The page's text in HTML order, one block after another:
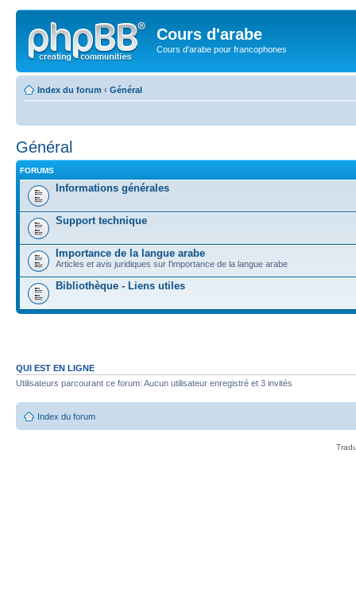
Cours d'arabe
Cours d'arabe pour francophones
Index du forum ‹ Général
Général
FORUMS
Informations générales
Support technique
Importance de la langue arabe
Articles et avis juridiques sur l'importance de la langue arabe
Bibliothèque - Liens utiles
QUI EST EN LIGNE
Utilisateurs parcourant ce forum: Aucun utilisateur enregistré et 3 invités
Index du forum